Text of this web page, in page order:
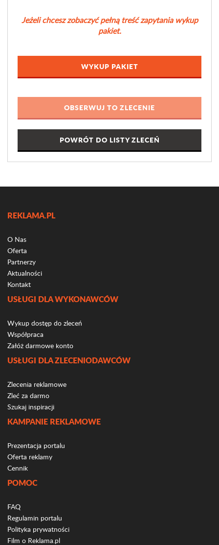
Jeżeli chcesz zobaczyć pełną treść zapytania wykup
pakiet.
WYKUP PAKIET
POWRÓT DO LISTY ZLECEŃ
REKLAMA.PL
O Nas
Oferta
Partnerzy
Aktualności
Kontakt
USŁUGI DLA WYKONAWCÓW
Wykup dostęp do zleceń
Współpraca
Załóż darmowe konto
USŁUGI DLA ZLECENIODAWCÓW
Zlecenia reklamowe
Zleć za darmo
Szukaj inspiracji
KAMPANIE REKLAMOWE
Prezentacja portalu
Oferta reklamy
Cennik
POMOC
FAQ
Regulamin portalu
Polityka prywatności
Film o Reklama.pl